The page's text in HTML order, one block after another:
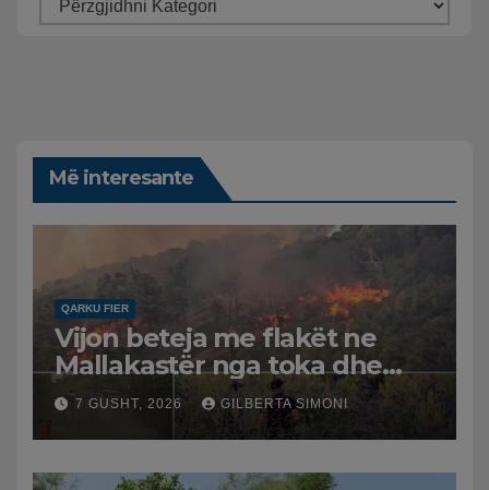
Më interesante
QARKU FIER
Vijon beteja me flakët ne
Mallakastër nga toka dhe
nga ajri me dy helikopterë.
7 GUSHT, 2026 GILBERTA SIMONI